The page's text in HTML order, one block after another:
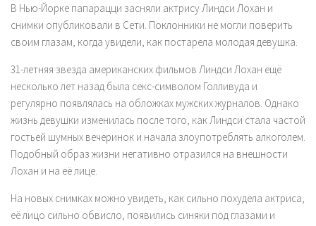
В Нью-Йорке папарацци засняли актрису Линдси Лохан и
снимки опубликовали в Сети. Поклонники не могли поверить
своим глазам, когда увидели, как постарела молодая девушка.
31-летняя звезда американских фильмов Линдси Лохан ещё
несколько лет назад была секс-символом Голливуда и
регулярно появлялась на обложках мужских журналов. Однако
жизнь девушки изменилась после того, как Линдси стала частой
гостьей шумных вечеринок и начала злоупотреблять алкоголем.
Подобный образ жизни негативно отразился на внешности
Лохан и на её лице.
На новых снимках можно увидеть, как сильно похудела актриса,
её лицо сильно обвисло, появились синяки под глазами и